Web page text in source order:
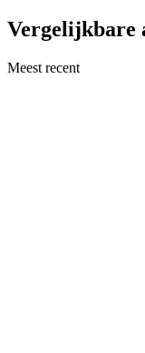
Vergelijkbare
Meest recent